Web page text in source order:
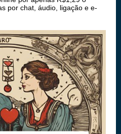
por chat, áudio, ligação e e-